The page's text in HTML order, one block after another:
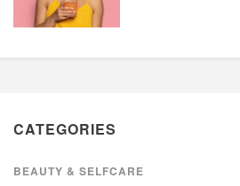
CATEGORIES
BEAUTY & SELFCARE